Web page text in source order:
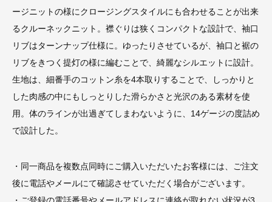
ージニットの様にクロージングスタイルにも合わせることが出来
るクルーネックニット。襟ぐりは狭くコンパクトな設計で、袖口
リブはターンナップ仕様に。ゆったりさせているが、袖口と裾の
リブをきつく提灯の様に編むことで、綺麗なシルエットに設計。
生地は、細番手のコットン糸を4本取りすることで、しっかりと
した肉感の中にもしっとりした滑らかさと光沢のある素材を使
用。体のラインが出過ぎてしまわないように、14ゲージの度詰め
で設計した。
・同一商品を複数点同時にご購入いただいたお客様には、ご注文
後に電話やメールにて確認させていただく場合がございます。
・ご登録の電話番号やメールアドレスに連絡が取れない状況が3